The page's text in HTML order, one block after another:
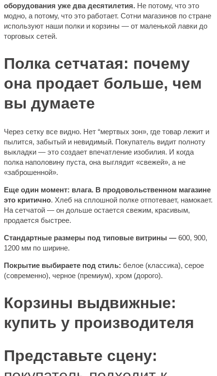
оборудования уже два десятилетия. Не потому, что это
модно, а потому, что это работает. Сотни магазинов по стране
используют наши полки и корзины — от маленькой лавки до
торговых сетей.
Полка сетчатая: почему
она продает больше, чем
вы думаете
Через сетку все видно. Нет “мертвых зон», где товар лежит и
пылится, забытый и невидимый. Покупатель видит полноту
выкладки — это создает впечатление изобилия. И когда
полка наполовину пуста, она выглядит «свежей», а не
«заброшенной».
Еще один момент: влага. В продовольственном магазине
это критично. Хлеб на сплошной полке отпотевает, намокает.
На сетчатой — он дольше остается свежим, красивым,
продается быстрее.
Стандартные размеры под типовые витрины — 600, 900,
1200 мм по ширине.
Покрытие выбираете под стиль: белое (классика), серое
(современно), черное (премиум), хром (дорого).
Корзины выдвижные:
купить у производителя
Представьте сцену: